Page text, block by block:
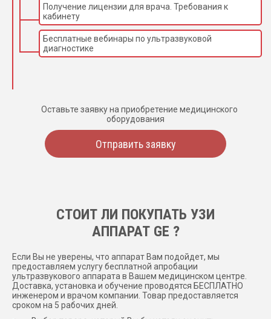
Получение лицензии для врача. Требования к
кабинету
Бесплатные вебинары по ультразвуковой
диагностике
Оставьте заявку на приобретение медицинского
оборудования
Отправить заявку
СТОИТ ЛИ ПОКУПАТЬ УЗИ
АППАРАТ GE ?
Если Вы не уверены, что аппарат Вам подойдет, мы
предоставляем услугу бесплатной апробации
ультразвукового аппарата в Вашем медицинском центре.
Доставка, установка и обучение проводятся БЕСПЛАТНО
инженером и врачом компании. Товар предоставляется
сроком на 5 рабочих дней.